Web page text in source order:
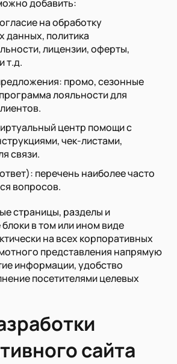
добавить:
на обработку
данных, политика
лицензии, оферты,
т.д.
промо, сезонные
лояльности для
центр помощи с
чек-листами,
связи.
перечень наиболее часто
вопросов.
страницы, разделы и
в том или ином виде
на всех корпоративных
представления напрямую
информации, удобство
посетителями целевых
сайта